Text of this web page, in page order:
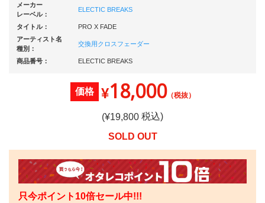
メーカー
レーベル：
ELECTIC BREAKS
タイトル：
PRO X FADE
アーティスト名
種別：
交換用クロスフェーダー
商品番号： ELECTIC BREAKS
価格 ¥18,000（税抜）
(¥19,800 税込)
SOLD OUT
只今ポイント10倍セール中!!!